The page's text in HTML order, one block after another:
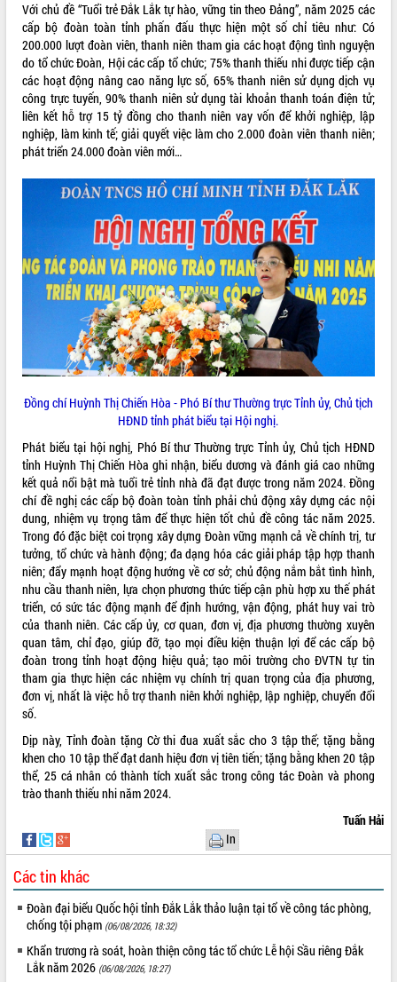
Thứ trưởng Bộ Nông nghiệp và Môi
trường Nguyễn Hoàng Hiệp khảo sát
vùng trồng và doanh nghiệp đóng gói
sầu riêng tại Đắk Lắk
Trình diễn nghệ thuật chế biến các
món ăn từ sầu riêng
Đắk Lắk công bố Quy hoạch và xúc
tiến đầu tư tỉnh
ứng để giữ vững thị trường xuất khẩu
Diễn đàn Kinh tế tư nhân Việt Nam đột
phá cơ chế - Hợp tác công tư
Đề án 06 tạo bước ngoặt đột phá trong
cải cách hành chính tỉnh Đắk Lắk
Kết nối tour, đẩy mạnh chuyển đổi số
để phát triển du lịch Đắk Lắk
Khởi động Dự án Đầu tư xây dựng hạ
tầng kỹ thuật Cụm công nghiệp Tân
Tiến
niệm 101 năm Ngày Báo chí Cách
Đắk Lắk sơ kết 4 năm triển khai thực
hiện Đề án 06 của Chính phủ
Họp báo thông tin về Hội nghị Công bố
Quy hoạch và Xúc tiến đầu tư tỉnh Đắk
Lắk
Khơi thông điểm nghẽn, đẩy nhanh
giải ngân vốn khắc phục thiên tai
HĐND tỉnh thông qua điều chỉnh Quy
hoạch tỉnh thời kỳ 2021-2030
Hội thảo góp ý hồ sơ điều chỉnh quy
hoạch tỉnh Đắk Lắk thời kỳ 2021-2030,
tầm nhìn đến năm 2050
Nâng cao hiệu quả hoạt động của các
doanh nghiệp nhà nước
Hội nghị triển khai kết nối mạng
truyền số liệu chuyên dùng phục vụ cơ
quan Đảng, Nhà nước
Lễ phát động chuỗi hoạt động chung
tay làm sạch môi trường
công tác cải cách hành chính mô hình
mới
UBND tỉnh họp báo định kỳ tháng 4
Hội thảo khoa học “Giải pháp thúc đẩy
phát triển nền kinh tế xanh tại tỉnh
Đắk Lắk”
Tăng cường giám sát, đôn đốc thực
Hôm nay: 4710
Tất cả: 66017450
Với chủ đề “Tuổi trẻ Đắk Lắk tự hào, vững tin theo Đảng”, năm 2025 các
cấp bộ đoàn toàn tỉnh phấn đấu thực hiện một số chỉ tiêu như: Có
200.000 lượt đoàn viên, thanh niên tham gia các hoạt động tình nguyện
do tổ chức Đoàn, Hội các cấp tổ chức; 75% thanh thiếu nhi được tiếp cận
các hoạt động nâng cao năng lực số, 65% thanh niên sử dụng dịch vụ
công trực tuyến, 90% thanh niên sử dụng tài khoản thanh toán điện tử;
liên kết hỗ trợ 15 tỷ đồng cho thanh niên vay vốn để khởi nghiệp, lập
nghiệp, làm kinh tế; giải quyết việc làm cho 2.000 đoàn viên thanh niên;
phát triển 24.000 đoàn viên mới…
Đồng chí Huỳnh Thị Chiến Hòa - Phó Bí thư Thường trực Tỉnh ủy, Chủ tịch
HĐND tỉnh phát biểu tại Hội nghị.
Phát biểu tại hội nghị, Phó Bí thư Thường trực Tỉnh ủy, Chủ tịch HĐND
tỉnh Huỳnh Thị Chiến Hòa ghi nhận, biểu dương và đánh giá cao những
kết quả nổi bật mà tuổi trẻ tỉnh nhà đã đạt được trong năm 2024. Đồng
chí đề nghị các cấp bộ đoàn toàn tỉnh phải chủ động xây dựng các nội
dung, nhiệm vụ trọng tâm để thực hiện tốt chủ đề công tác năm 2025.
Trong đó đặc biệt coi trọng xây dựng Đoàn vững mạnh cả về chính trị, tư
tưởng, tổ chức và hành động; đa dạng hóa các giải pháp tập hợp thanh
niên; đẩy mạnh hoạt động hướng về cơ sở; chủ động nắm bắt tình hình,
nhu cầu thanh niên, lựa chọn phương thức tiếp cận phù hợp xu thế phát
triển, có sức tác động mạnh để định hướng, vận động, phát huy vai trò
của thanh niên. Các cấp ủy, cơ quan, đơn vị, địa phương thường xuyên
quan tâm, chỉ đạo, giúp đỡ, tạo mọi điều kiện thuận lợi để các cấp bộ
đoàn trong tỉnh hoạt động hiệu quả; tạo môi trường cho ĐVTN tự tin
tham gia thực hiện các nhiệm vụ chính trị quan trọng của địa phương,
đơn vị, nhất là việc hỗ trợ thanh niên khởi nghiệp, lập nghiệp, chuyển đổi
số.
Dịp này, Tỉnh đoàn tặng Cờ thi đua xuất sắc cho 3 tập thể; tặng bằng
khen cho 10 tập thể đạt danh hiệu đơn vị tiên tiến; tặng bằng khen 20 tập
thể, 25 cá nhân có thành tích xuất sắc trong công tác Đoàn và phong
trào thanh thiếu nhi năm 2024.
Tuấn Hải
In
Các tin khác
Đoàn đại biểu Quốc hội tỉnh Đắk Lắk thảo luận tại tổ về công tác phòng,
chống tội phạm (06/08/2026, 18:32)
Khẩn trương rà soát, hoàn thiện công tác tổ chức Lễ hội Sầu riêng Đắk
Lắk năm 2026 (06/08/2026, 18:27)